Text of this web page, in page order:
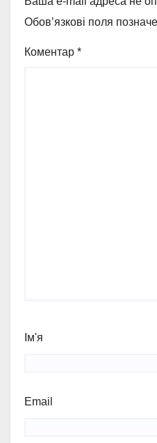
Обов’язкові поля
Коментар *
Ім'я
Email